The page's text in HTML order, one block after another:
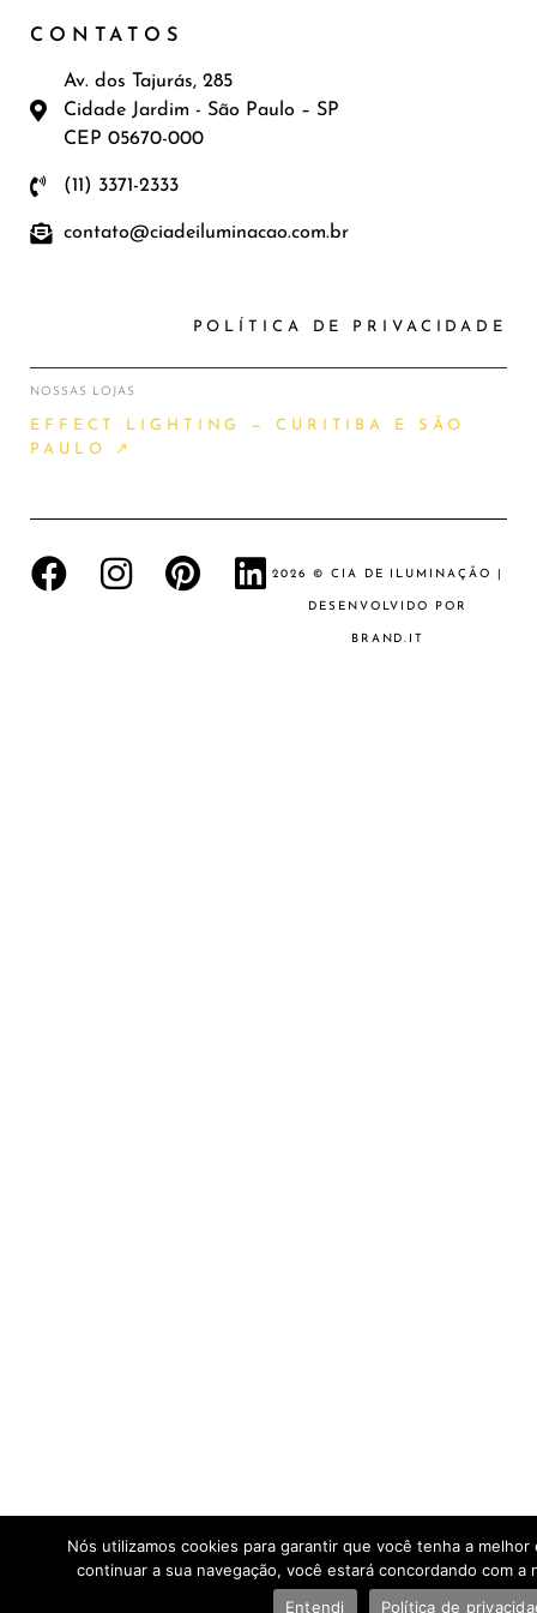
CONTATOS
Av. dos Tajurás, 285
Cidade Jardim - São Paulo – SP
CEP 05670-000
(11) 3371-2333
contato@ciadeiluminacao.com.br
POLÍTICA DE PRIVACIDADE
NOSSAS LOJAS
EFFECT LIGHTING — CURITIBA E SÃO
PAULO ↗
2026 © CIA DE ILUMINAÇÃO |
DESENVOLVIDO POR
BRAND.IT
Nós utilizamos cookies para garantir que você tenha a
continuar a sua navegação, você estará concordando com a
Entendi
Política de